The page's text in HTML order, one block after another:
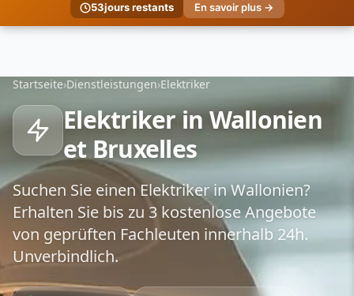
53jours restants En savoir plus →
Startseite›Dienstleistungen›Elektriker
Elektriker in Wallonien
et Bruxelles
Suchen Sie einen Elektriker in Wallonien?
Erhalten Sie bis zu 3 kostenlose Angebote
von geprüften Fachleuten innerhalb 24h.
Unverbindlich.